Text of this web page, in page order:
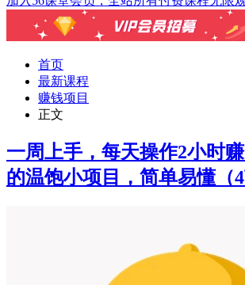
首页
最新课程
赚钱项目
正文
一周上手，每天操作2小时
的温饱小项目，简单易懂（4